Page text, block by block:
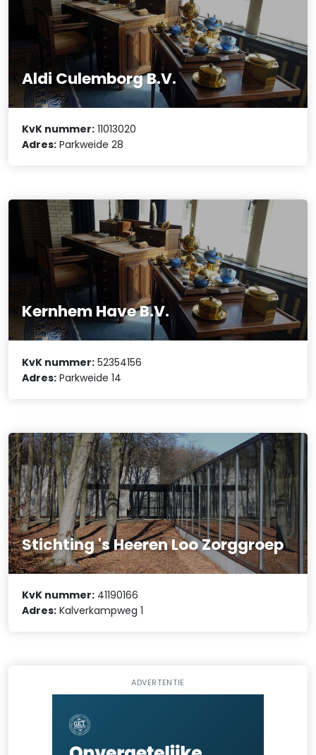
Aldi Culemborg B.V.
KvK nummer: 11013020
Adres: Parkweide 28
Kernhem Have B.V.
KvK nummer: 52354156
Adres: Parkweide 14
Stichting 's Heeren Loo Zorggroep
KvK nummer: 41190166
Adres: Kalverkampweg 1
ADVERTENTIE